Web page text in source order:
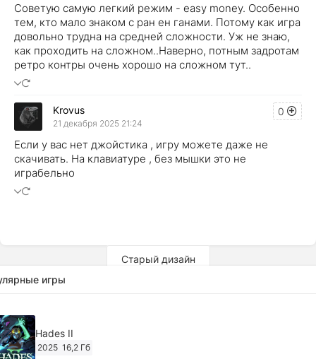
Советую самую легкий режим - easy money. Особенно
тем, кто мало знаком с ран ен ганами. Потому как игра
довольно трудна на средней сложности. Уж не знаю,
как проходить на сложном..Наверно, потным задротам
ретро контры очень хорошо на сложном тут..
0
Krovus
21 декабря 2025 21:24
Если у вас нет джойстика , игру можете даже не
скачивать. На клавиатуре , без мышки это не
играбельно
Старый дизайн
игры
Hades II
2025 16,2 Гб